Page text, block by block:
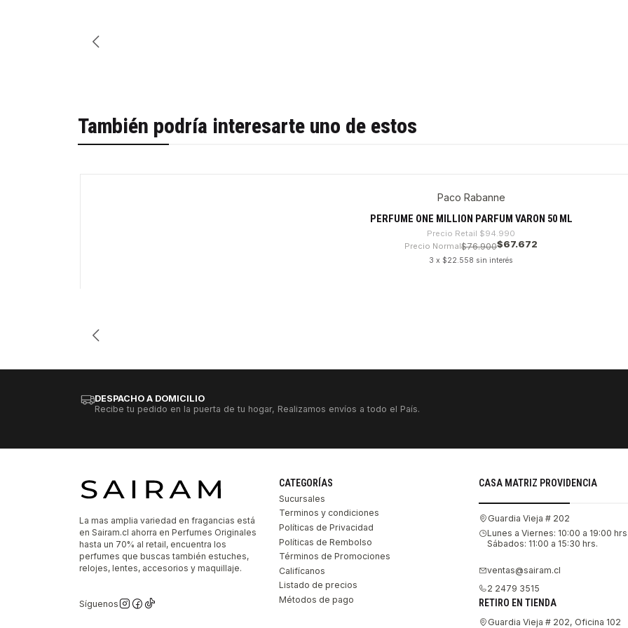
También podría interesarte uno de estos
Paco Rabanne
PERFUME ONE MILLION PARFUM VARON 50 ML
Precio Retail $94.990
Precio Normal$76.900$67.672
3 x $22.558 sin interés
DESPACHO A DOMICILIO
Recibe tu pedido en la puerta de tu hogar, Realizamos envíos a todo el País.
La mas amplia variedad en fragancias está
en Sairam.cl ahorra en Perfumes Originales
hasta un 70% al retail, encuentra los
perfumes que buscas también estuches,
relojes, lentes, accesorios y maquillaje.
Síguenos
CATEGORÍAS
Sucursales
Terminos y condiciones
Políticas de Privacidad
Políticas de Rembolso
Términos de Promociones
Califícanos
Listado de precios
Métodos de pago
CASA MATRIZ PROVIDENCIA
Guardia Vieja # 202
Lunes a Viernes: 10:00 a 19:00
Sábados: 11:00 a 15:30 hrs.
ventas@sairam.cl
2 2479 3515
RETIRO EN TIENDA
Guardia Vieja # 202, Oficina 102